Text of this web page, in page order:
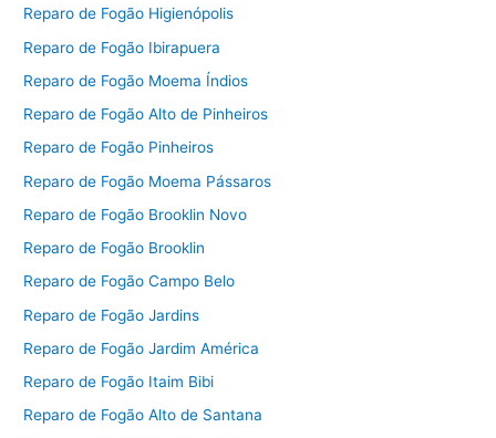
Reparo de Fogão Higienópolis
Reparo de Fogão Ibirapuera
Reparo de Fogão Moema Índios
Reparo de Fogão Alto de Pinheiros
Reparo de Fogão Pinheiros
Reparo de Fogão Moema Pássaros
Reparo de Fogão Brooklin Novo
Reparo de Fogão Brooklin
Reparo de Fogão Campo Belo
Reparo de Fogão Jardins
Reparo de Fogão Jardim América
Reparo de Fogão Itaim Bibi
Reparo de Fogão Alto de Santana